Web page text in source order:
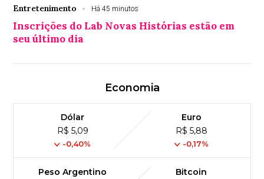
Entretenimento Há 45 minutos
Inscrições do Lab Novas Histórias estão em
seu último dia
Economia
Dólar
R$ 5,09
-0,40%
Euro
R$ 5,88
-0,17%
Peso Argentino
Bitcoin